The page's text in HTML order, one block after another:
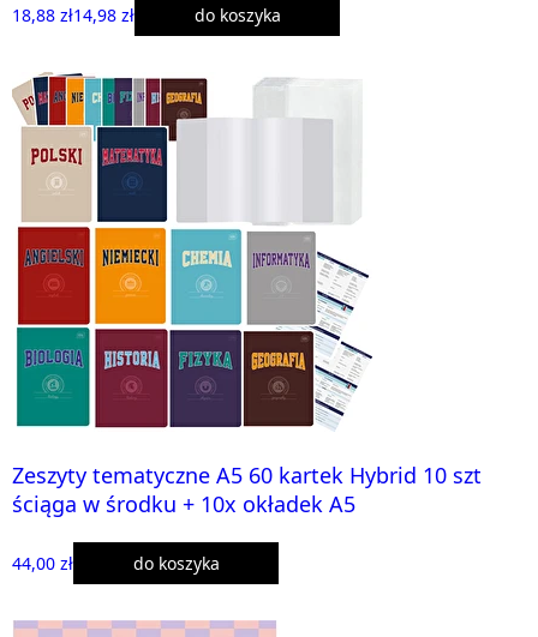
18,88 zł14,98 zł do koszyka
Zeszyty tematyczne A5 60 kartek Hybrid 10 szt
ściąga w środku + 10x okładek A5
44,00 zł do koszyka